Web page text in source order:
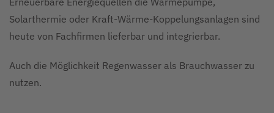
Solarthermie oder Kraft-Wärme-Koppelungsanlagen sind
heute von Fachfirmen lieferbar und integrierbar.
Auch die Möglichkeit Regenwasser als Brauchwasser zu
nutzen.